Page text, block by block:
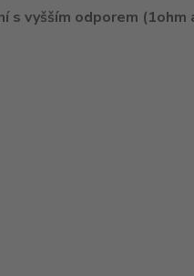
s vyšším odporem